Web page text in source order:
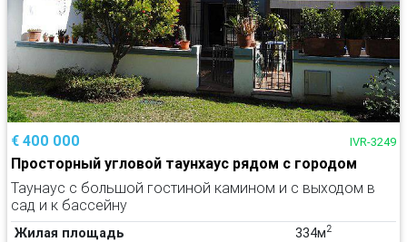
€ 400 000 IVR-3249
Просторный угловой таунхаус рядом с городом
Таунаус с большой гостиной камином и с выходом в
сад и к бассейну
Жилая площадь 334м2